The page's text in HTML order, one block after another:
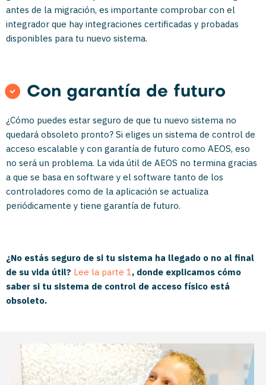
antes de la migración, es importante comprobar con el
integrador que hay integraciones certificadas y probadas
disponibles para tu nuevo sistema.
Con garantía de futuro
¿Cómo puedes estar seguro de que tu nuevo sistema no
quedará obsoleto pronto? Si eliges un sistema de control de
acceso escalable y con garantía de futuro como AEOS, eso
no será un problema. La vida útil de AEOS no termina gracias
a que se basa en software y el software tanto de los
controladores como de la aplicación se actualiza
periódicamente y tiene garantía de futuro.
¿No estás seguro de si tu sistema ha llegado o no al final
de su vida útil? Lee la parte 1, donde explicamos cómo
saber si tu sistema de control de acceso físico está
obsoleto.